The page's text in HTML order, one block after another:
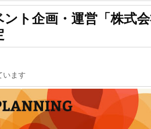
セブンアドプランニング 企業破綻 経済
ツーセブンアドプラニング」に破産開始決定
ト企画・運営「株式
います